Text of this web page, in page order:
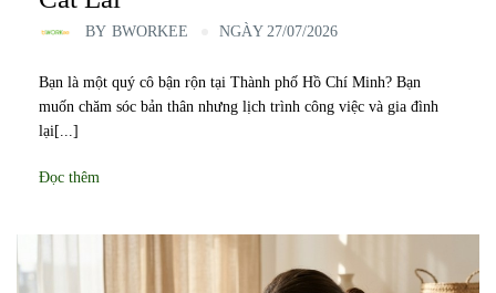
BY BWORKEE NGÀY 27/07/2026
Bạn là một quý cô bận rộn tại Thành phố Hồ Chí Minh? Bạn
muốn chăm sóc bản thân nhưng lịch trình công việc và gia đình
lại[...]
Đọc thêm